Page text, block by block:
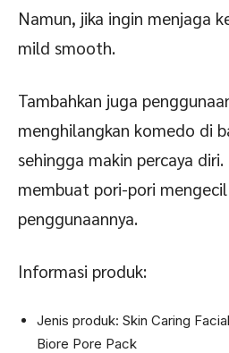
Namun, jika ingin menjaga
mild smooth.
Tambahkan juga
menghilangkan komedo di
sehingga makin percaya
membuat pori-pori
penggunaannya.
Informasi produk:
Jenis produk: Skin Caring
Biore Pore Pack